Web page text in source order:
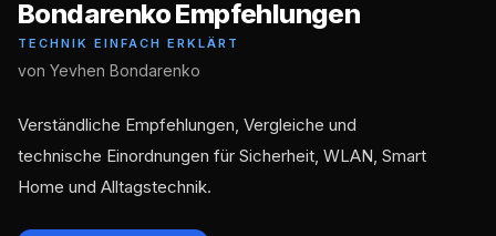
Bondarenko Empfehlungen
TECHNIK EINFACH ERKLÄRT
von Yevhen Bondarenko
Verständliche Empfehlungen, Vergleiche und
technische Einordnungen für Sicherheit, WLAN, Smart
Home und Alltagstechnik.